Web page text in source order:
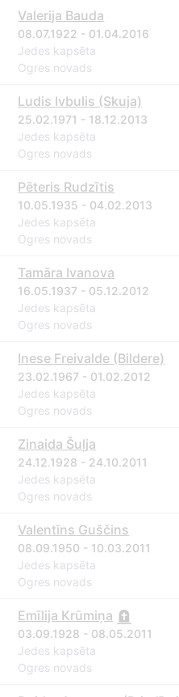
Valerija Bauda
08.07.1922 - 01.04.2016
Jedes kapsēta
Ogres novads
Ludis Ivbulis (Skuja)
25.02.1971 - 18.12.2013
Jedes kapsēta
Ogres novads
Pēteris Rudzītis
10.05.1935 - 04.02.2013
Jedes kapsēta
Ogres novads
Tamāra Ivanova
16.05.1937 - 05.12.2012
Jedes kapsēta
Ogres novads
Inese Freivalde (Bildere)
23.02.1967 - 01.02.2012
Jedes kapsēta
Ogres novads
Zinaida Šuļja
24.12.1928 - 24.10.2011
Jedes kapsēta
Ogres novads
Valentīns Guščins
08.09.1950 - 10.03.2011
Jedes kapsēta
Ogres novads
Emīlija Krūmiņa
03.09.1928 - 08.05.2011
Jedes kapsēta
Ogres novads